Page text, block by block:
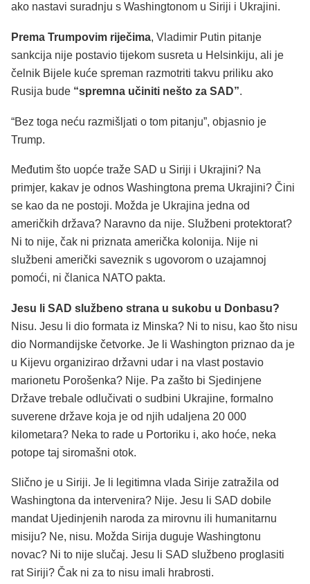
ako nastavi suradnju s Washingtonom u Siriji i Ukrajini.
Prema Trumpovim riječima, Vladimir Putin pitanje
sankcija nije postavio tijekom susreta u Helsinkiju, ali je
čelnik Bijele kuće spreman razmotriti takvu priliku ako
Rusija bude “spremna učiniti nešto za SAD”.
“Bez toga neću razmišljati o tom pitanju”, objasnio je
Trump.
Međutim što uopće traže SAD u Siriji i Ukrajini? Na
primjer, kakav je odnos Washingtona prema Ukrajini? Čini
se kao da ne postoji. Možda je Ukrajina jedna od
američkih država? Naravno da nije. Službeni protektorat?
Ni to nije, čak ni priznata američka kolonija. Nije ni
službeni američki saveznik s ugovorom o uzajamnoj
pomoći, ni članica NATO pakta.
Jesu li SAD službeno strana u sukobu u Donbasu?
Nisu. Jesu li dio formata iz Minska? Ni to nisu, kao što nisu
dio Normandijske četvorke. Je li Washington priznao da je
u Kijevu organizirao državni udar i na vlast postavio
marionetu Porošenka? Nije. Pa zašto bi Sjedinjene
Države trebale odlučivati o sudbini Ukrajine, formalno
suverene države koja je od njih udaljena 20 000
kilometara? Neka to rade u Portoriku i, ako hoće, neka
potope taj siromašni otok.
Slično je u Siriji. Je li legitimna vlada Sirije zatražila od
Washingtona da intervenira? Nije. Jesu li SAD dobile
mandat Ujedinjenih naroda za mirovnu ili humanitarnu
misiju? Ne, nisu. Možda Sirija duguje Washingtonu
novac? Ni to nije slučaj. Jesu li SAD službeno proglasiti
rat Siriji? Čak ni za to nisu imali hrabrosti.